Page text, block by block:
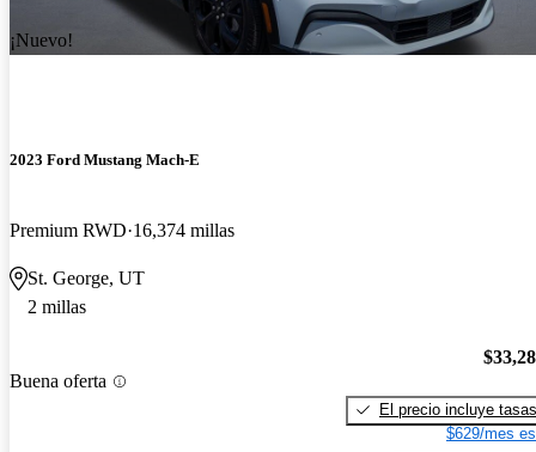
¡Nuevo!
2023 Ford Mustang Mach-E
Premium RWD 16,374 millas
St. George, UT
2 millas
Buena oferta
El precio incluye tasas
$629/mes